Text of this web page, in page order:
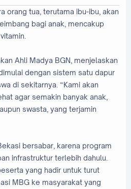
orang tua, terutama ibu-ibu, akan
bagi anak, mencakup
Ahli Madya BGN, menjelaskan
dengan sistem satu dapur
di sekitarnya. “Kami akan
agar semakin banyak anak,
swasta, yang terjamin
bersabar, karena program
infrastruktur terlebih dahulu.
yang hadir untuk turut
MBG ke masyarakat yang